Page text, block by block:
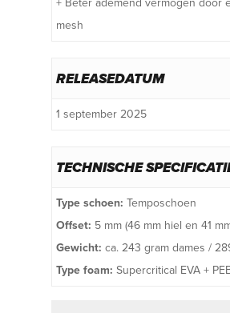
mesh
RELEASEDATUM
1 september 2025
TECHNISCHE
Type schoen: Temposchoen
Offset: 5 mm (46 mm hiel en 41
Gewicht: ca. 243 gram dames /
Type foam: Supercritical EVA +